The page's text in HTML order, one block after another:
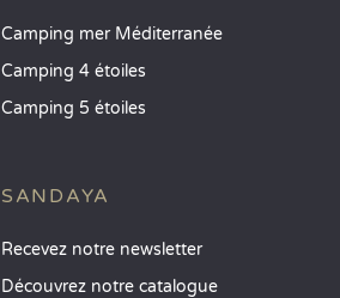
Camping mer Méditerranée
Camping 4 étoiles
Camping 5 étoiles
SANDAYA
Recevez notre newsletter
Découvrez notre catalogue